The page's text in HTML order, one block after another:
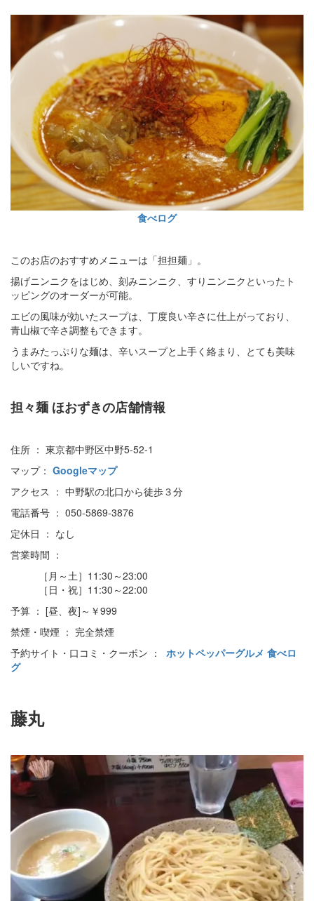
食べログ
このお店のおすすめメニューは「担担麺」。
揚げニンニクをはじめ、刻みニンニク、すりニンニクといったト
ッピングのオーダーが可能。
エビの風味が効いたスープは、丁度良い辛さに仕上がっており、
青山椒で辛さ調整もできます。
うまみたっぷりな麺は、辛いスープと上手く絡まり、とても美味
しいですね。
担々麺 ほおずきの店舗情報
住所 ： 東京都中野区中野5-52-1
マップ： Googleマップ
アクセス ： 中野駅の北口から徒歩３分
電話番号 ： 050-5869-3876
定休日 ： なし
営業時間 ：
［月～土］11:30～23:00
［日・祝］11:30～22:00
予算 ： [昼、夜]～￥999
禁煙・喫煙 ： 完全禁煙
予約サイト・口コミ・クーポン ： ホットペッパーグルメ 食べロ
グ
藤丸